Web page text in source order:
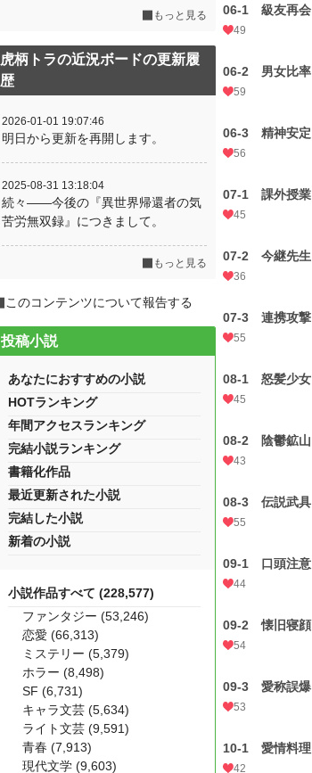
06-1 級友再会
49
06-2 男女比率
59
06-3 精神安定
56
07-1 課外授業
45
07-2 今継先生
36
07-3 連携攻撃
55
08-1 怒髪少女
45
08-2 陰鬱鉱山
43
08-3 伝説武具
55
09-1 口頭注意
44
09-2 懐旧寝顔
54
09-3 愛称誤爆
53
10-1 愛情料理
42
もっと見る
虎柄トラの近況ボードの更新履
歴
2026-01-01 19:07:46
明日から更新を再開します。
2025-08-31 13:18:04
続々――今後の『異世界帰還者の気
苦労無双録』につきまして。
もっと見る
このコンテンツについて報告する
投稿小説
あなたにおすすめの小説
HOTランキング
年間アクセスランキング
完結小説ランキング
書籍化作品
最近更新された小説
完結した小説
新着の小説
小説作品すべて (228,577)
ファンタジー (53,246)
恋愛 (66,313)
ミステリー (5,379)
ホラー (8,498)
SF (6,731)
キャラ文芸 (5,634)
ライト文芸 (9,591)
青春 (7,913)
現代文学 (9,603)